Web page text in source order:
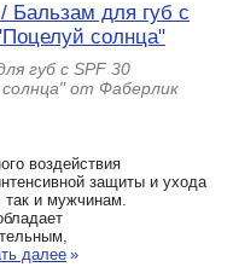
Бальзам для губ с
солнца"
губ с SPF 30
от Фаберлик
воздействия
защиты и ухода
так и мужчинам.
далее »